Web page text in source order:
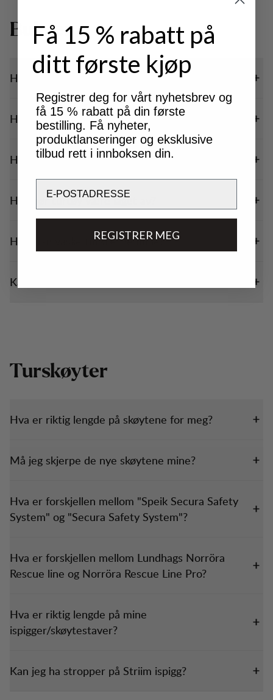
Bukser
Hvordan velge tursbukser?
Hvilken størrelse bør jeg velge?
Hvordan bør tursbukser sitte?
Hva bør turtøy være laget av?
Hvordan vaske turklærne mine?
Kan jeg gå tur i regntøy?
Turskøyter
Hva er riktig lengde på skøytene for meg?
Må jeg skjerpe de nye skøytene mine?
Hva er forskjellen mellom "Speik Secura Safety
System" og "Secura Safety System"?
Hva er forskjellen mellom Lundhags Norröra
Rescue line og Norröra Rescue Line Pro?
Hva er riktig lengde på mine
ispigger/skøytestaver?
Kan jeg ha stropper på Striim ispigg?
Få 15 % rabatt på
ditt første kjøp
Registrer deg for vårt nyhetsbrev og
få 15 % rabatt på din første
bestilling. Få nyheter,
produktlanseringer og eksklusive
tilbud rett i innboksen din.
REGISTRER MEG